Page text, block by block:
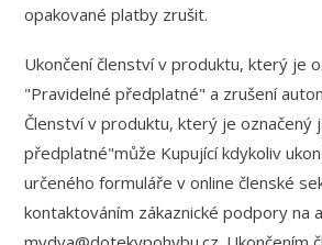
opakované platby zrušit.
Ukončení členství v produktu, který je
"Pravidelné předplatné" a zrušení
Členství v produktu, který je označený
předplatné"může Kupující kdykoliv
určeného formuláře v online členské
kontaktováním zákaznické podpory na